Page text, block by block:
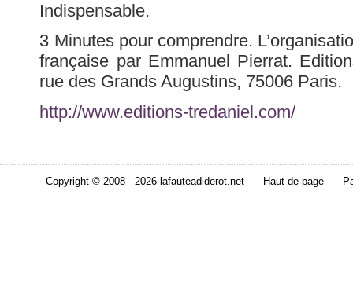
Indispensable.
3 Minutes pour comprendre.
française par Emmanuel Pierrat.
rue des Grands Augustins, 75006 Paris.
http://www.editions-tredaniel.com/
Copyright © 2008 - 2026 lafauteadiderot.net Haut de page